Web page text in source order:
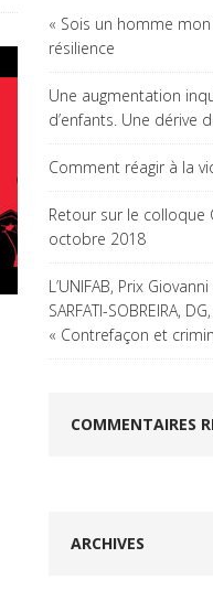
« Sois un homme
résilience
Une augmentation
d’enfants. Une dérive
Comment réagir à la
Retour sur le
octobre 2018
L’UNIFAB, Prix
SARFATI-SOBREIRA,
« Contrefaçon et
COMMENTAIRES
ARCHIVES